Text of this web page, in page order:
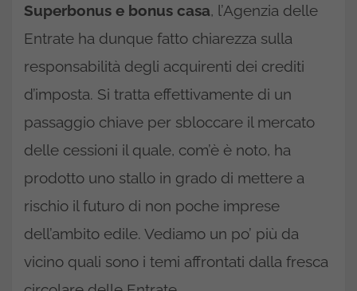
Superbonus e bonus casa, l’Agenzia delle
Entrate ha dunque fatto chiarezza sulla
responsabilità degli acquirenti dei crediti
d’imposta. Si tratta effettivamente di un
passaggio chiave per sbloccare il mercato
delle cessioni il quale, com’è è noto, ha
prodotto uno stallo in grado di mettere a
rischio il futuro di non poche imprese
dell’ambito edile. Vediamo un po’ più da
vicino quali sono i temi affrontati dalla fresca